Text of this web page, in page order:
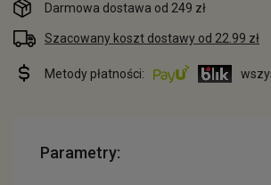
Darmowa dostawa od 249 zł
Szacowany koszt dostawy od 22.99 zł
Metody płatności:
Parametry: